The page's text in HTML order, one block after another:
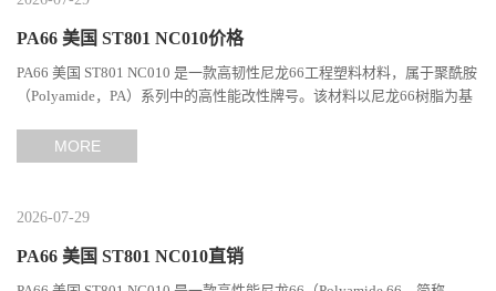
PA66 美国 ST801 NC010价格
PA66 美国 ST801 NC010 是一款高韧性尼龙66工程塑料材料，属于聚酰胺
（Polyamide，PA）系列中的高性能改性牌号。该材料以尼龙66树脂为基
MORE
2026-07-29
PA66 美国 ST801 NC010直销